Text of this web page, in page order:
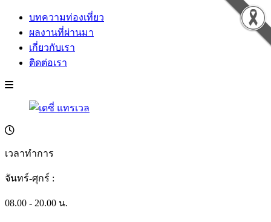
บทความท่องเที่ยว
ผลงานที่ผ่านมา
เกี่ยวกับเรา
ติดต่อเรา
เวลาทำการ
จันทร์-ศุกร์ :
08.00 - 20.00 น.